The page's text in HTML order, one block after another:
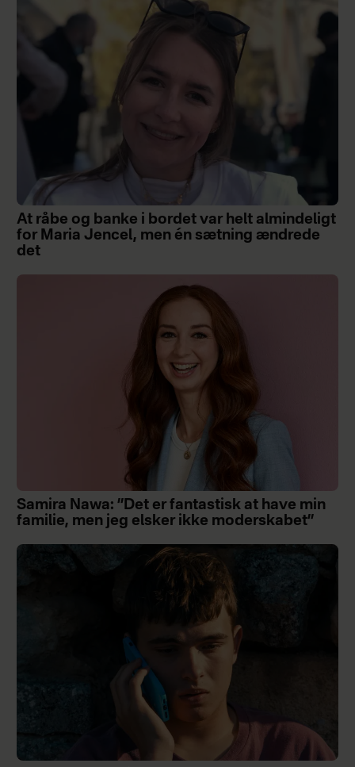
At råbe og banke i bordet var helt almindeligt
for Maria Jencel, men én sætning ændrede
det
Samira Nawa: ”Det er fantastisk at have min
familie, men jeg elsker ikke moderskabet”